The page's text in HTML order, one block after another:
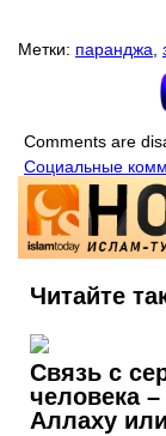
Метки: паранджа
Comments are
Социальные
Читайте
Связь с
человека
Аллаху